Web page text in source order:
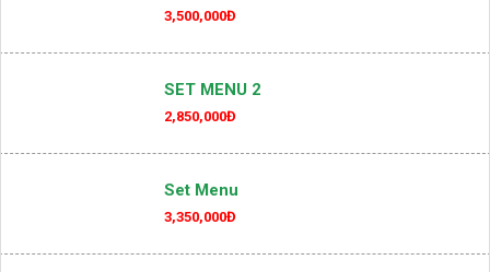
3,500,000Đ
SET MENU 2
2,850,000Đ
Set Menu
3,350,000Đ